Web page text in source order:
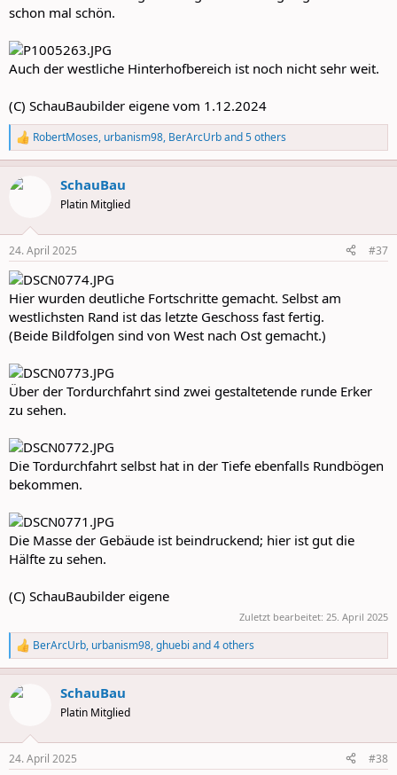
schon mal schön.
Auch der westliche Hinterhofbereich ist noch nicht sehr weit.
(C) SchauBaubilder eigene vom 1.12.2024
R
e
a
c
s
:
RobertMoses, urbanism98, BerArcUrband 5 others
SchauBau
Platin Mitglied
24. April 2025 #37
Hier wurden deutliche Fortschritte gemacht. Selbst am
westlichsten Rand ist das letzte Geschoss fast fertig.
(Beide Bildfolgen sind von West nach Ost gemacht.)
Über der Tordurchfahrt sind zwei gestaltetende runde Erker
zu sehen.
Die Tordurchfahrt selbst hat in der Tiefe ebenfalls Rundbögen
bekommen.
Die Masse der Gebäude ist beindruckend; hier ist gut die
Hälfte zu sehen.
(C) SchauBaubilder eigene
Zuletzt bearbeitet: 25. April 2025
R
e
a
c
s
BerArcUrb, urbanism98,ghuebi and 4 others
SchauBau
Platin Mitglied
24. April 2025 #38